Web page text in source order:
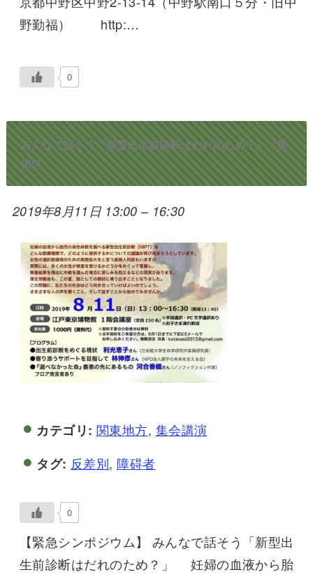
野勤福） http:…
0
みんなで話そう「新型出生前診断はだれのため？」／墨
田区
2019年8月11日 13:00 – 16:30
カテゴリ: 関東地方, 集会講演
タグ: 反差別,障碍者
0
【緊急シンポジウム】 みんなで話そう「新型出
生前診断はだれのため？」 妊婦の血液から胎